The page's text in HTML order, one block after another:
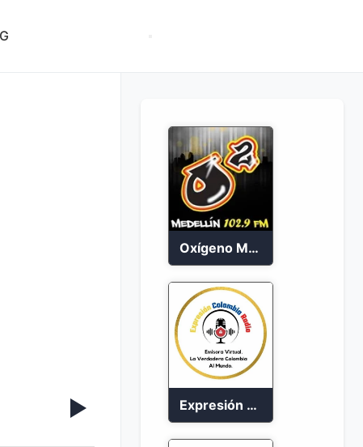
Oxígeno Medellín 90.9 FM en vivo
Expresión Colombia Radio en vivo 24/7